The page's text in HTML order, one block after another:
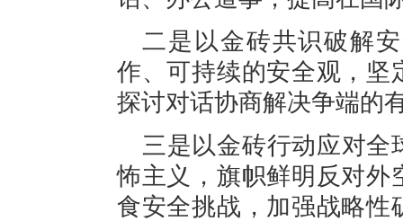
二是以金砖共识破解
作、可持续的安全观，坚
探讨对话协商解决争端的
三是以金砖行动应对全
怖主义，旗帜鲜明反对外
食安全挑战，加强战略性